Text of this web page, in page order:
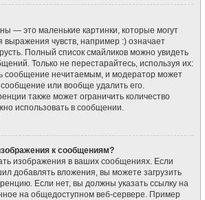
— это маленькие картинки, которые могут
выражения чувств, например :) означает
Полный список смайликов можно увидеть
Только не перестарайтесь, используя их:
сообщение нечитаемым, и модератор может
или вообще удалить его.
также может ограничить количество
использовать в сообщении.
к сообщениям?
изображения в ваших сообщениях. Если
добавлять вложения, вы можете загрузить
Если нет, вы должны указать ссылку на
на общедоступном веб-сервере. Пример